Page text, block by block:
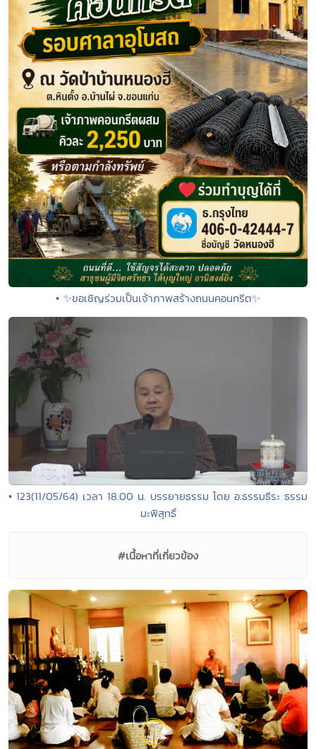
• ✨ขอเชิญร่วมเป็นเจ้าภาพสร้างถนนคอนกรีต✨
• 123(11/05/64) เวลา 18.00 น. บรรยายธรรม โดย อ.ธรรมธีระ ธรรม
มะพิสุทธิ์
#เนื้อหาที่เกี่ยวข้อง